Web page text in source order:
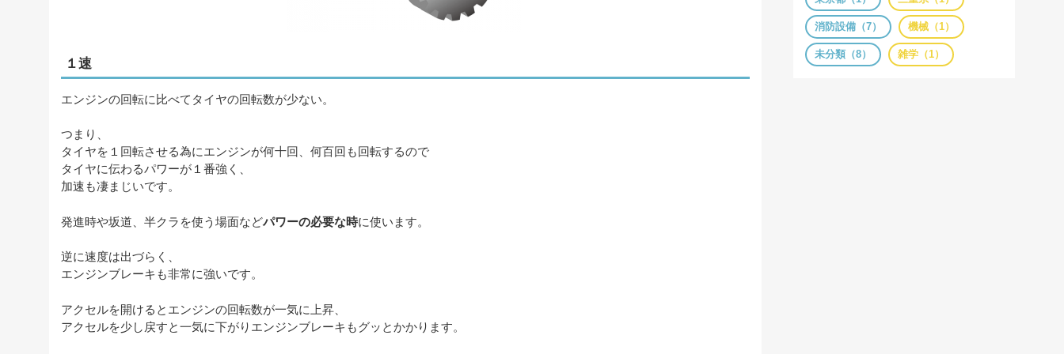
１速
エンジンの回転に比べてタイヤの回転数が少ない。
つまり、
タイヤを１回転させる為にエンジンが何十回、何百回も回転するので
タイヤに伝わるパワーが１番強く、
加速も凄まじいです。
発進時や坂道、半クラを使う場面などパワーの必要な時に使います。
逆に速度は出づらく、
エンジンブレーキも非常に強いです。
アクセルを開けるとエンジンの回転数が一気に上昇、
アクセルを少し戻すと一気に下がりエンジンブレーキもグッとかかります。
消防設備（7） 機械（1）
未分類（8） 雑学（1）